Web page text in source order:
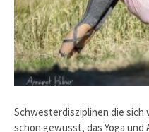
Schwesterdisziplinen die sich
schon gewusst, das Yoga